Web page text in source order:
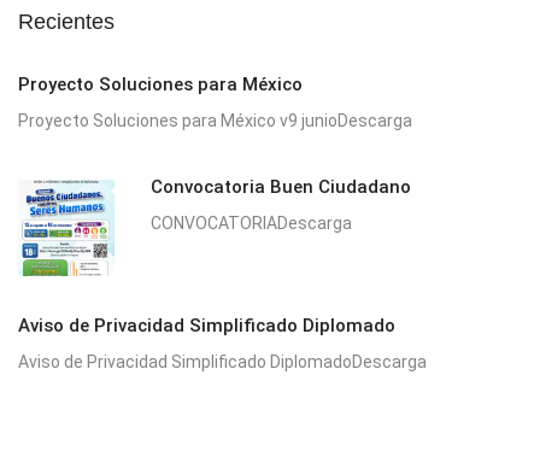
Recientes
Proyecto Soluciones para México
Proyecto Soluciones para México v9 junioDescarga
Convocatoria Buen Ciudadano
CONVOCATORIADescarga
Aviso de Privacidad Simplificado Diplomado
Aviso de Privacidad Simplificado DiplomadoDescarga